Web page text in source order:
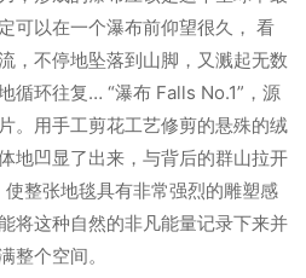
可以在一个瀑布前仰望很久， 看
，不停地坠落到山脚，又溅起无数
循环往复… “瀑布 Falls No.1”，源
。用手工剪花工艺修剪的悬殊的绒
地凹显了出来，与背后的群山拉开
整张地毯具有非常强烈的雕塑感
将这种自然的非凡能量记录下来并
整个空间。